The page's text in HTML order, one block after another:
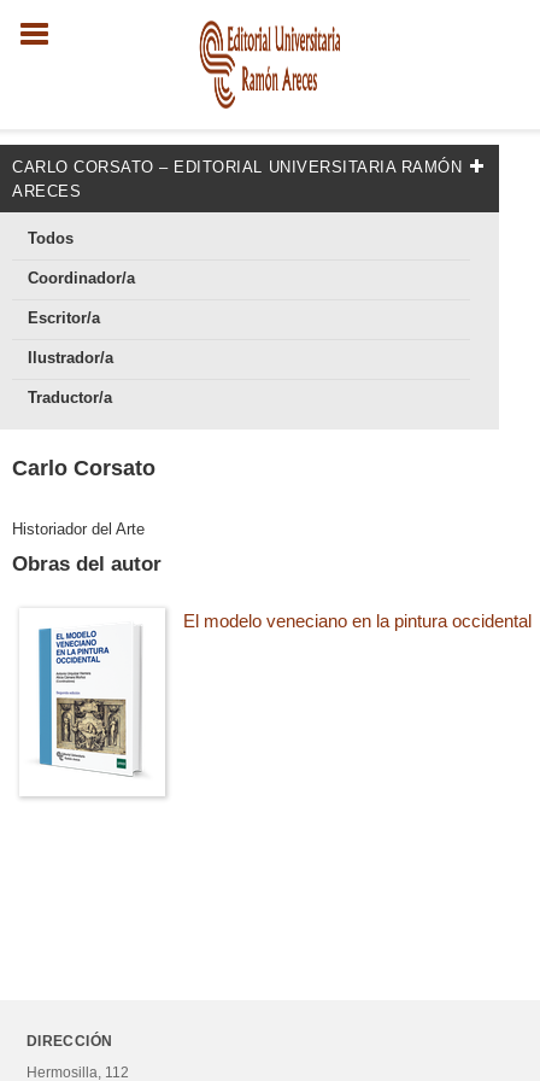
CARLO CORSATO – EDITORIAL UNIVERSITARIA RAMÓN
ARECES
Todos
Coordinador/a
Escritor/a
Ilustrador/a
Traductor/a
Carlo Corsato
Historiador del Arte
Obras del autor
El modelo veneciano en la pintura occidental
DIRECCIÓN
Hermosilla, 112